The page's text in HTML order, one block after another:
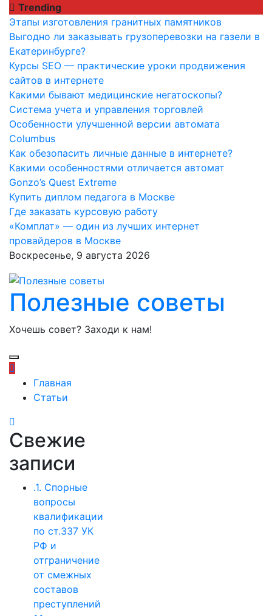
Перейти
содержимому
Trending
Этапы изготовления гранитных памятников
Выгодно ли заказывать грузоперевозки на газели в
Екатеринбурге?
Курсы SEO — практические уроки продвижения
сайтов в интернете
Какими бывают медицинские негатоскопы?
Система учета и управления торговлей
Особенности улучшенной версии автомата
Columbus
Как обезопасить личные данные в интернете?
Какими особенностями отличается автомат
Gonzo’s Quest Extreme
Купить диплом педагога в Москве
Где заказать курсовую работу
«Комплат» — один из лучших интернет
провайдеров в Москве
Воскресенье, 9 августа 2026
Полезные советы
Хочешь совет? Заходи к нам!
Главная
Статьи
Свежие
записи
.1. Спорные
вопросы
квалификации
по ст.337 УК
РФ и
отграничение
от смежных
составов
преступлений